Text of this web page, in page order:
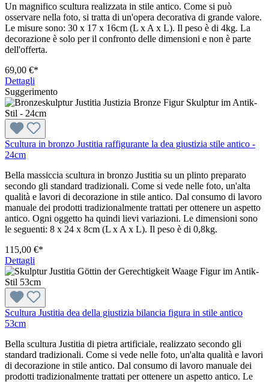
Un magnifico scultura realizzata in stile antico. Come si può
osservare nella foto, si tratta di un'opera decorativa di grande valore.
Le misure sono: 30 x 17 x 16cm (L x A x L). Il peso è di 4kg. La
decorazione è solo per il confronto delle dimensioni e non è parte
dell'offerta.
69,00 €*
Dettagli
Suggerimento
Scultura in bronzo Justitia raffigurante la dea giustizia stile antico -
24cm
Bella massiccia scultura in bronzo Justitia su un plinto preparato
secondo gli standard tradizionali. Come si vede nelle foto, un'alta
qualità e lavori di decorazione in stile antico. Dal consumo di lavoro
manuale dei prodotti tradizionalmente trattati per ottenere un aspetto
antico. Ogni oggetto ha quindi lievi variazioni. Le dimensioni sono
le seguenti: 8 x 24 x 8cm (L x A x L). Il peso è di 0,8kg.
115,00 €*
Dettagli
Scultura Justitia dea della giustizia bilancia figura in stile antico
53cm
Bella scultura Justitia di pietra artificiale, realizzato secondo gli
standard tradizionali. Come si vede nelle foto, un'alta qualità e lavori
di decorazione in stile antico. Dal consumo di lavoro manuale dei
prodotti tradizionalmente trattati per ottenere un aspetto antico. Le